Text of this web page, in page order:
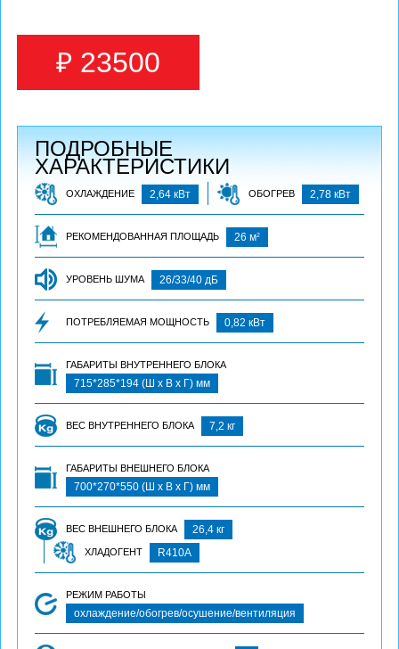
₽ 23500
ПОДРОБНЫЕ
ХАРАКТЕРИСТИКИ
ОХЛАЖДЕНИЕ 2,64 кВт ОБОГРЕВ 2,78 кВт
РЕКОМЕНДОВАННАЯ ПЛОЩАДЬ 26 м2
УРОВЕНЬ ШУМА 26/33/40 дБ
ПОТРЕБЛЯЕМАЯ МОЩНОСТЬ 0,82 кВт
ГАБАРИТЫ ВНУТРЕННЕГО БЛОКА
715*285*194 (Ш х В х Г) мм
ВЕС ВНУТРЕННЕГО БЛОКА 7,2 кг
ГАБАРИТЫ ВНЕШНЕГО БЛОКА
700*270*550 (Ш х В х Г) мм
ВЕС ВНЕШНЕГО БЛОКА 26,4 кг
ХЛАДОГЕНТ R410A
РЕЖИМ РАБОТЫ
охлаждение/обогрев/осушение/вентиляция